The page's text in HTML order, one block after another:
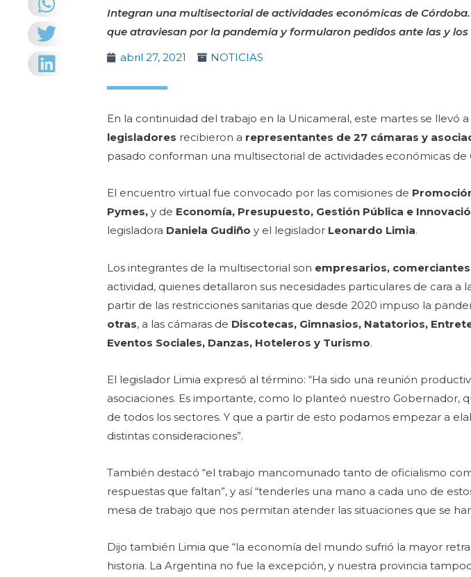
Integran una multisectorial de actividades económicas de
que atraviesan por la pandemia y formularon pedidos ante las y los
abril 27, 2021
NOTICIAS
En la continuidad del trabajo en la Unicameral, este martes se llevó
legisladores recibieron a representantes de 27 cámaras y
pasado conforman una multisectorial de actividades económicas de
El encuentro virtual fue convocado por las comisiones de
Pymes, y de Economía, Presupuesto, Gestión Pública e
legisladora Daniela Gudiñoy el legislador Leonardo Limia.
Los integrantes de la multisectorial son empresarios,
actividad, quienes detallaron sus necesidades particulares de cara a
partir de las restricciones sanitarias que desde 2020 impuso la
otras, a las cámaras de Discotecas, Gimnasios, Natatorios,
Eventos Sociales, Danzas, Hoteleros y Turismo.
El legislador Limia expresó al término: “Ha sido una reunión
asociaciones. Es importante, como lo planteó nuestro Gobernador,
de todos los sectores. Y que a partir de esto podamos empezar a
distintas consideraciones”.
También destacó “el trabajo mancomunado tanto de oficialismo
respuestas que faltan”, y así “tenderles una mano a cada uno de
mesa de trabajo que nos permitan atender las situaciones que se
Dijo también Limia que “la economía del mundo sufrió la mayor
historia. La Argentina no fue la excepción, y nuestra provincia